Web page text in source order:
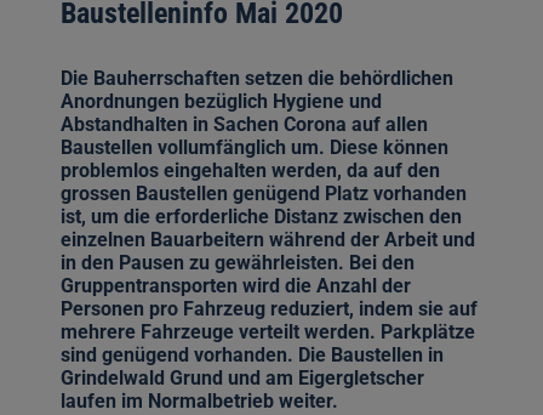
Baustelleninfo Mai 2020
Die Bauherrschaften setzen die behördlichen
Anordnungen bezüglich Hygiene und
Abstandhalten in Sachen Corona auf allen
Baustellen vollumfänglich um. Diese können
problemlos eingehalten werden, da auf den
grossen Baustellen genügend Platz vorhanden
ist, um die erforderliche Distanz zwischen den
einzelnen Bauarbeitern während der Arbeit und
in den Pausen zu gewährleisten. Bei den
Gruppentransporten wird die Anzahl der
Personen pro Fahrzeug reduziert, indem sie auf
mehrere Fahrzeuge verteilt werden. Parkplätze
sind genügend vorhanden. Die Baustellen in
Grindelwald Grund und am Eigergletscher
laufen im Normalbetrieb weiter.